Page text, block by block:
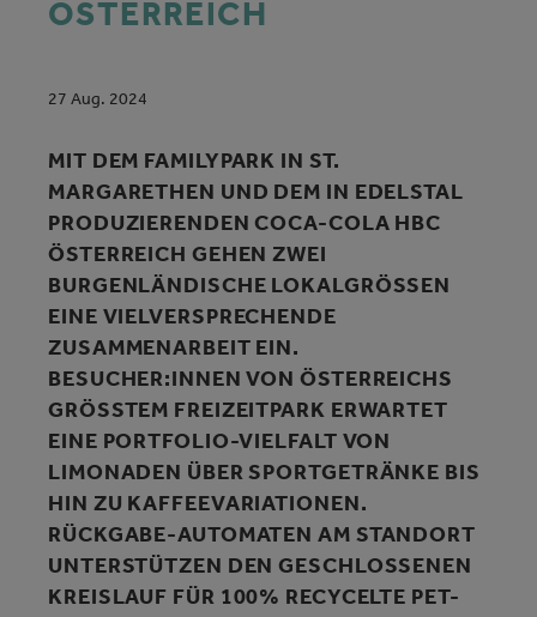
ÖSTERREICH
27 Aug. 2024
MIT DEM FAMILYPARK IN ST.
MARGARETHEN UND DEM IN EDELSTAL
PRODUZIERENDEN COCA-COLA HBC
ÖSTERREICH GEHEN ZWEI
BURGENLÄNDISCHE LOKALGRÖSSEN E
INE VIELVERSPRECHENDE Z
USAMMENARBEIT EIN. B
ESUCHER:INNEN VON ÖSTERREICHS G
RÖSSTEM FREIZEITPARK ERWARTET EI
NE PORTFOLIO-VIELFALT VON LI
MONADEN ÜBER SPORTGETRÄNKE BIS HI
N ZU KAFFEEVARIATIONEN. RÜ
CKGABE-AUTOMATEN AM STANDORT UN
TERSTÜTZEN DEN GESCHLOSSENEN KR
EISLAUF FÜR 100% RECYCELTE PET-FL